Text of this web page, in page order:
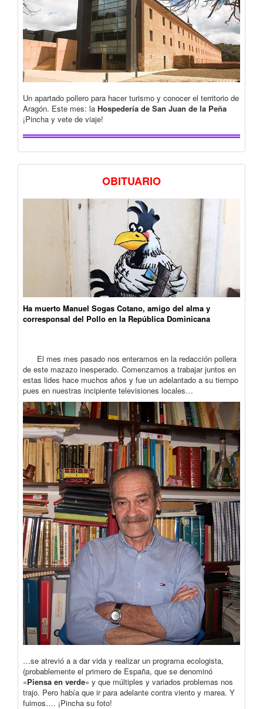
Un apartado pollero para hacer turismo y conocer el territorio de
Aragón. Este mes: la Hospedería de San Juan de la Peña
¡Pincha y vete de viaje!
OBITUARIO
Ha muerto Manuel Sogas Cotano, amigo del alma y
corresponsal del Pollo en la República Dominicana
El mes mes pasado nos enteramos en la redacción pollera
de este mazazo inesperado. Comenzamos a trabajar juntos en
estas lides hace muchos años y fue un adelantado a su tiempo
pues en nuestras incipiente televisiones locales…
…se atrevió a a dar vida y realizar un programa ecologista,
(probablemente el primero de España, que se denominó
«Piensa en verde» y que múltiples y variados problemas nos
trajo. Pero había que ir para adelante contra viento y marea. Y
fuimos…. ¡Pincha su foto!